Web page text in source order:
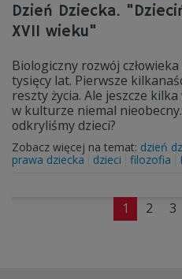
Dzień Dziecka.
XVII wieku"
Biologiczny rozwój
tysięcy lat. Pierwsze
reszty życia. Ale jeszcze
w kulturze niemal nieobecny.
odkryliśmy dzieci?
Zobacz więcej na temat: dzień
prawa dziecka
dzieci filozofia
1 2 3